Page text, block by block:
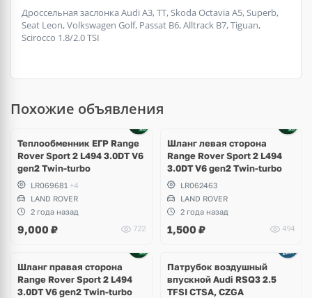
Дроссельная заслонка Audi A3, TT, Skoda Octavia A5, Superb,
Seat Leon, Volkswagen Golf, Passat B6, Alltrack B7, Tiguan,
Scirocco 1.8/2.0 TSI
Похожие объявления
Теплообменник ЕГР Range
Rover Sport 2 L494 3.0DT V6
gen2 Twin-turbo
LR069681 +4
LAND ROVER
2 года назад
9,000 ₽ 722
Шланг левая сторона
Range Rover Sport 2 L494
3.0DT V6 gen2 Twin-turbo
LR062463
LAND ROVER
2 года назад
1,500 ₽ 494
Шланг правая сторона
Range Rover Sport 2 L494
3.0DT V6 gen2 Twin-turbo
Патрубок воздушный
впускной Audi RSQ3 2.5
TFSI CTSA, CZGA